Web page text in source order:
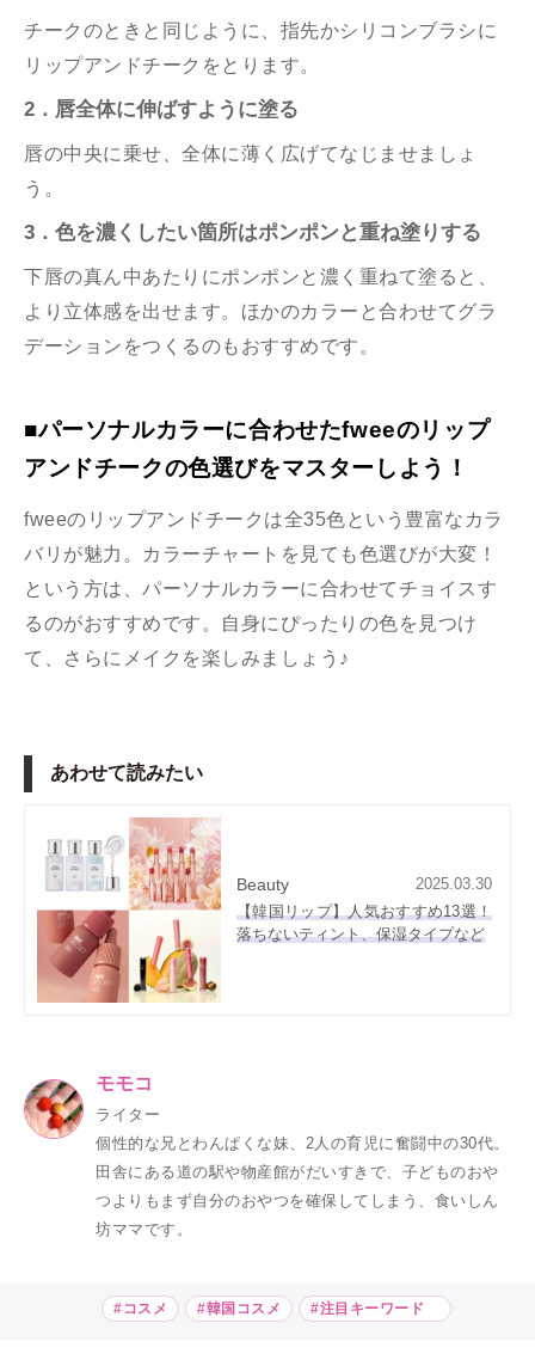
チークのときと同じように、指先かシリコンブラシに
リップアンドチークをとります。
2．唇全体に伸ばすように塗る
唇の中央に乗せ、全体に薄く広げてなじませましょ
う。
3．色を濃くしたい箇所はポンポンと重ね塗りする
下唇の真ん中あたりにポンポンと濃く重ねて塗ると、
より立体感を出せます。ほかのカラーと合わせてグラ
デーションをつくるのもおすすめです。
■パーソナルカラーに合わせたfweeのリップ
アンドチークの色選びをマスターしよう！
fweeのリップアンドチークは全35色という豊富なカラ
バリが魅力。カラーチャートを見ても色選びが大変！
という方は、パーソナルカラーに合わせてチョイスす
るのがおすすめです。自身にぴったりの色を見つけ
て、さらにメイクを楽しみましょう♪
あわせて読みたい
Beauty
2025.03.30
【韓国リップ】人気おすすめ13選！
落ちないティント、保湿タイプなど
モモコ
ライター
個性的な兄とわんぱくな妹、2人の育児に奮闘中の30代。
田舎にある道の駅や物産館がだいすきで、子どものおや
つよりもまず自分のおやつを確保してしまう、食いしん
坊ママです。
#コスメ #韓国コスメ #注目キーワード